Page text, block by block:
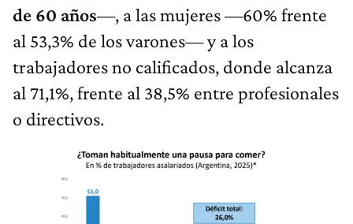
de 60 años—, a las mujeres —60% frente
al 53,3% de los varones— y a los
trabajadores no calificados, donde alcanza
al 71,1%, frente al 38,5% entre profesionales
o directivos.